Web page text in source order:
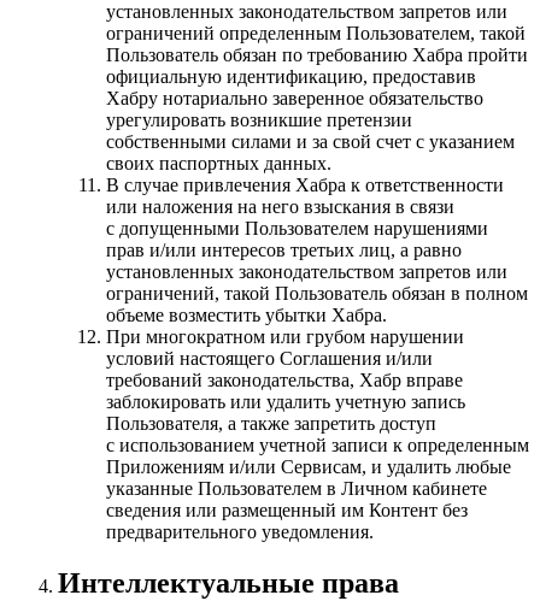
установленных законодательством запретов или
ограничений определенным Пользователем, такой
Пользователь обязан по требованию Хабра пройти
официальную идентификацию, предоставив
Хабру нотариально заверенное обязательство
урегулировать возникшие претензии
собственными силами и за свой счет с указанием
своих паспортных данных.
В случае привлечения Хабра к ответственности
или наложения на него взыскания в связи
с допущенными Пользователем нарушениями
прав и/или интересов третьих лиц, а равно
установленных законодательством запретов или
ограничений, такой Пользователь обязан в полном
объеме возместить убытки Хабра.
При многократном или грубом нарушении
условий настоящего Соглашения и/или
требований законодательства, Хабр вправе
заблокировать или удалить учетную запись
Пользователя, а также запретить доступ
с использованием учетной записи к определенным
Приложениям и/или Сервисам, и удалить любые
указанные Пользователем в Личном кабинете
сведения или размещенный им Контент без
предварительного уведомления.
Интеллектуальные права